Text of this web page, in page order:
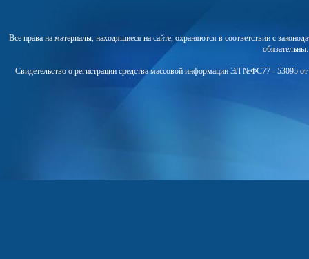
Все права на материалы, находящиеся на сайте, охраняются в соответствии с
Свидетельство о регистрации средства массовой информации ЭЛ №ФС77 - 53095